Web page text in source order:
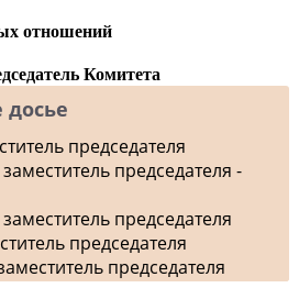
отношений
Комитета
председателя
заместитель председателя -
заместитель председателя
председателя
председателя